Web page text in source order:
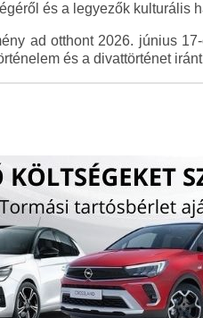
és a legyezők kulturális
ad otthont 2026. június
és a divattörténet